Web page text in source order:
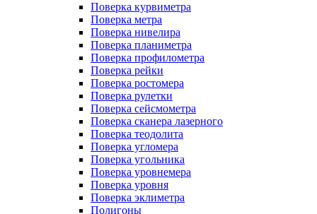
Поверка курвиметра
Поверка метра
Поверка нивелира
Поверка планиметра
Поверка профилометра
Поверка рейки
Поверка ростомера
Поверка рулетки
Поверка сейсмометра
Поверка сканера лазерного
Поверка теодолита
Поверка угломера
Поверка угольника
Поверка уровнемера
Поверка уровня
Поверка эклиметра
Полигоны